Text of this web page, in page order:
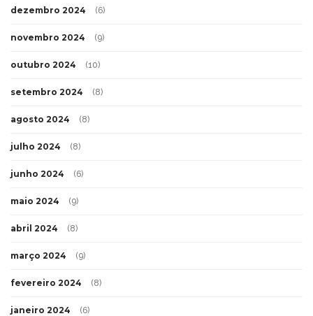
dezembro 2024 (6)
novembro 2024 (9)
outubro 2024 (10)
setembro 2024 (8)
agosto 2024 (8)
julho 2024 (8)
junho 2024 (6)
maio 2024 (9)
abril 2024 (8)
março 2024 (9)
fevereiro 2024 (8)
janeiro 2024 (6)